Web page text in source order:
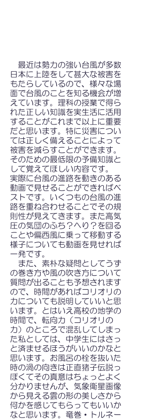
最近は勢力の強い台風が多数
日本に上陸をして甚大な被害を
もたらしているので、様々な場
面で台風のことを知る機会が増
えています。理科の授業で得ら
れた正しい知識を実生活に活用
することがこれまで以上に重要
だと思います。特に災害につい
ては正しく備えることによって
被害を減らすことができます。
そのための最低限の予備知識と
して覚えてほしい内容です。
実際に台風の進路を動きのある
動画で見せることができればベ
ストです。いくつもの台風の進
路を重ね合わせることでその規
則性が見えてきます。また高気
圧の気団のふち？へり？を回る
ことや偏西風に乗って移動する
様子についても動画を見せれば
一発です。
また、素朴な疑問としてうず
の巻き方や風の吹き方について
質問が出ることも予想されます
ので、時間があればコリオリの
力についても説明していいと思
います。とはいえ高校の地学の
時間で、転向力（コリオリの
力）のところで混乱してしまっ
た私としては、中学生にはさっ
と済ませるほうがいいのかなと
思います。お風呂の栓を抜いた
時の渦の向きは正直猪子伝説っ
ぽくてその真意はちょっとよく
分かりませんが、気象衛星画像
から見える雲の形の美しさから
何かを感じてもらってもいいか
なと思います。竜巻・トルネー